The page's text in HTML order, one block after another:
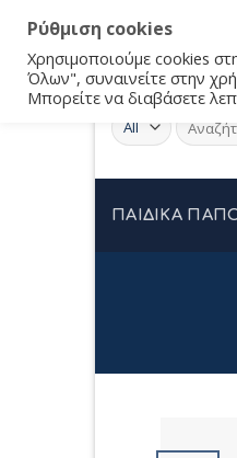
για:
ΠΑΙΔΙΚΑ
Ρύθμιση cookies
Χρησιμοποιούμε cookies
Όλων", συναινείτε στην
Μπορείτε να διαβάσετε